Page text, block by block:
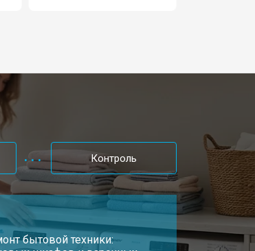
Контроль
бытовой техники: